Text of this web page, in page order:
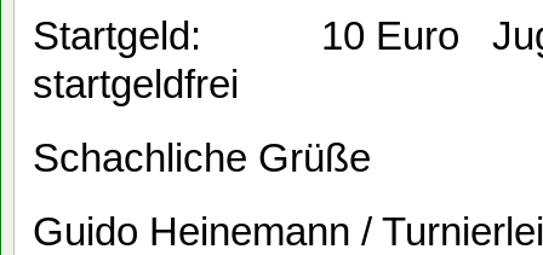
Startgeld: 10 Euro
startgeldfrei
Schachliche Grüße
Guido Heinemann /